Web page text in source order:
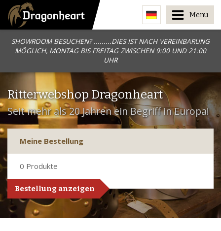
SHOWROOM BESUCHEN? .........DIES IST NACH VEREINBARUNG
MÖGLICH, MONTAG BIS FREITAG ZWISCHEN 9:00 UND 21:00
UHR
Menu
Ritterwebshop Dragonheart
Seit mehr als 20 Jahren ein Begriff in Europa!
Meine Bestellung
0 Produkte
Bestellung anzeigen